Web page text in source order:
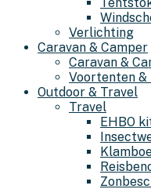
Verlichting
Caravan & Camper
Caravan &
Voortenten &
Outdoor & Travel
Travel
EHBO